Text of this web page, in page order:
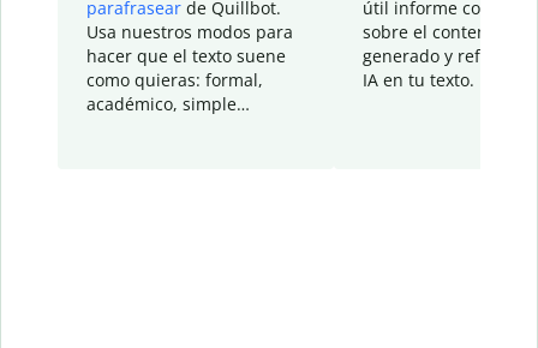
parafrasear de Quillbot.
Usa nuestros modos para
hacer que el texto suene
como quieras: formal,
académico, simple…
útil informe con
sobre el contenido
generado y refinado
IA en tu texto.